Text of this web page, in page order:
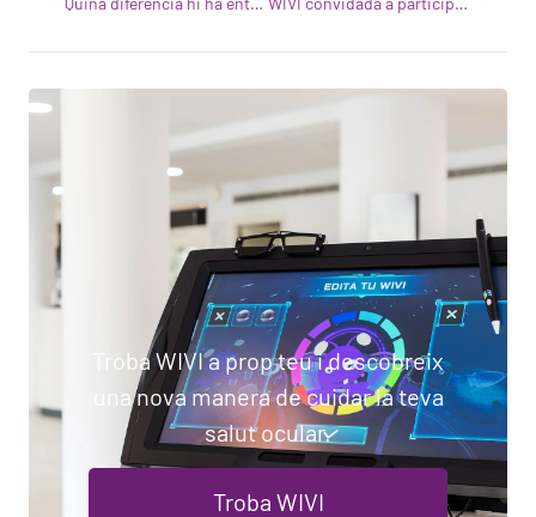
Troba WIVI a prop teu i descobreix
una nova manera de cuidar la teva
salut ocular.
Troba WIVI